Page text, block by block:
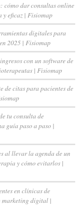
cómo dar consultas online
y eficaz | Fisiomap
digitales para
2025 | Fisiomap
con un software de
| Fisiomap
de citas para pacientes de
tu consulta de
guía paso a paso |
al llevar la agenda de un
y cómo evitarlos |
en clínicas de
marketing digital |